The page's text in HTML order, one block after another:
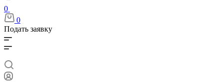
0
0
Подать заявку